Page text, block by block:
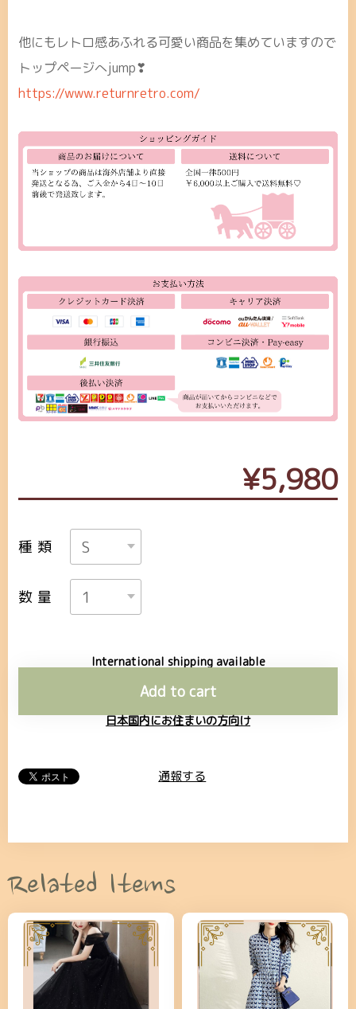
他にもレトロ感あふれる可愛い商品を集めていますので
トップページへjump❣
https://www.returnretro.com/
¥5,980
種類
数量
International shipping available
Add to cart
日本国内にお住まいの方向け
通報する
Related Items